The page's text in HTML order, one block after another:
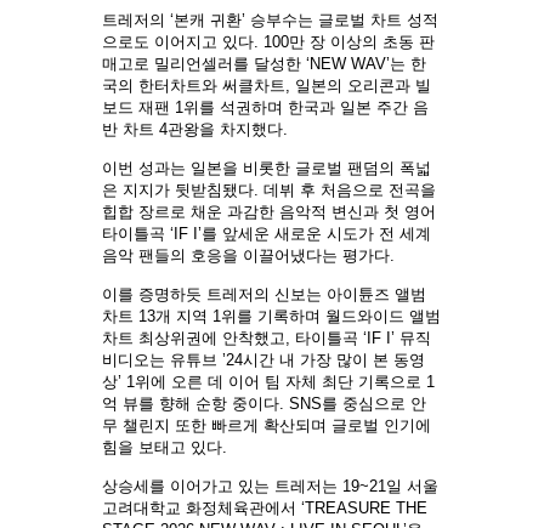
트레저의 ‘본캐 귀환’ 승부수는 글로벌 차트 성적
으로도 이어지고 있다. 100만 장 이상의 초동 판
매고로 밀리언셀러를 달성한 ‘NEW WAV’는 한
국의 한터차트와 써클차트, 일본의 오리콘과 빌
보드 재팬 1위를 석권하며 한국과 일본 주간 음
반 차트 4관왕을 차지했다.
이번 성과는 일본을 비롯한 글로벌 팬덤의 폭넓
은 지지가 뒷받침됐다. 데뷔 후 처음으로 전곡을
힙합 장르로 채운 과감한 음악적 변신과 첫 영어
타이틀곡 ‘IF I’를 앞세운 새로운 시도가 전 세계
음악 팬들의 호응을 이끌어냈다는 평가다.
이를 증명하듯 트레저의 신보는 아이튠즈 앨범
차트 13개 지역 1위를 기록하며 월드와이드 앨범
차트 최상위권에 안착했고, 타이틀곡 ‘IF I’ 뮤직
비디오는 유튜브 ’24시간 내 가장 많이 본 동영
상’ 1위에 오른 데 이어 팀 자체 최단 기록으로 1
억 뷰를 향해 순항 중이다. SNS를 중심으로 안
무 챌린지 또한 빠르게 확산되며 글로벌 인기에
힘을 보태고 있다.
상승세를 이어가고 있는 트레저는 19~21일 서울
고려대학교 화정체육관에서 ‘TREASURE THE